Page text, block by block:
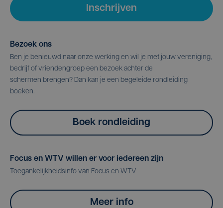
Inschrijven
Bezoek ons
Ben je benieuwd naar onze werking en wil je met jouw vereniging,
bedrijf of vriendengroep een bezoek achter de
schermen brengen? Dan kan je een begeleide rondleiding
boeken.
Boek rondleiding
Focus en WTV willen er voor iedereen zijn
Toegankelijkheidsinfo van Focus en WTV
Meer info